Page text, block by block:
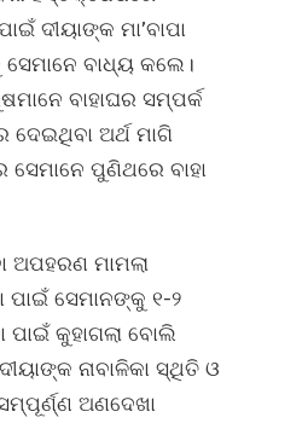
ଦୀୟାଙ୍କ ମା’ବାପା
ବାଧ୍ୟ କଲେ।
ବାହାଘର ସମ୍ପର୍କ
ଅର୍ଥ ମାଗି
ସେମାନେ ପୁଣିଥରେ ବାହା
ଅପହରଣ ମାମଲା
ପାଇଁ ସେମାନଙ୍କୁ ୧-୨
ପାଇଁ କୁହାଗଲା ବୋଲି
ନାବାଳିକା ସ୍ଥିତି ଓ
ଅଣଦେଖା